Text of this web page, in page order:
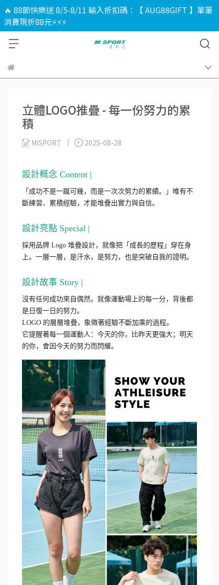
🔥 88節快樂送 8/5-8/11 輸入折扣碼：【 AUG88GIFT 】單筆
消費現折88元⚡⚡⚡
立體LOGO推疊 - 每一份努力的累
積
MISPORT 2025-08-28
設計概念 Content |
「成功不是一蹴可幾，而是一次次努力的累績。」唯有不
斷練習、累積經驗，才能堆疊出實力與自信。
設計亮點 Special |
採用品牌 Logo 堆疊設計，就像把「成長的歷程」穿在身
上。一層一層，是汗水，是努力，也是突破自我的證明。
設計故事 Story |
沒有任何成功來自偶然。就像運動場上的每一分，背後都
是日復一日的努力。
LOGO 的層層堆疊，象徵著經驗不斷加乘的過程。
它提醒著每一個運動人：今天的你，比昨天更強大；明天
的你，會因今天的努力而閃耀。